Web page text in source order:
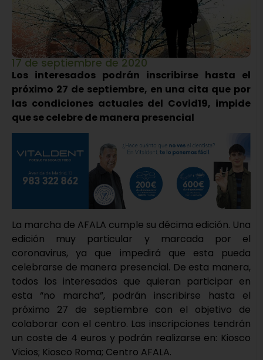
17 de septiembre de 2020
Los interesados podrán inscribirse hasta el
próximo 27 de septiembre, en una cita que por
las condiciones actuales del Covid19, impide
que se celebre de manera presencial
La marcha de AFALA cumple su décima edición. Una
edición muy particular y marcada por el
coronavirus, ya que impedirá que esta pueda
celebrarse de manera presencial. De esta manera,
todos los interesados que quieran participar en
esta “no marcha”, podrán inscribirse hasta el
próximo 27 de septiembre con el objetivo de
colaborar con el centro. Las inscripciones tendrán
un coste de 4 euros y podrán realizarse en: Kiosco
Vicios; Kiosco Roma; Centro AFALA.